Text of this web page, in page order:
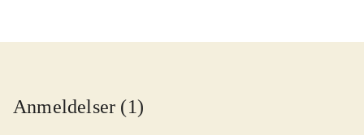
Anmeldelser (1)